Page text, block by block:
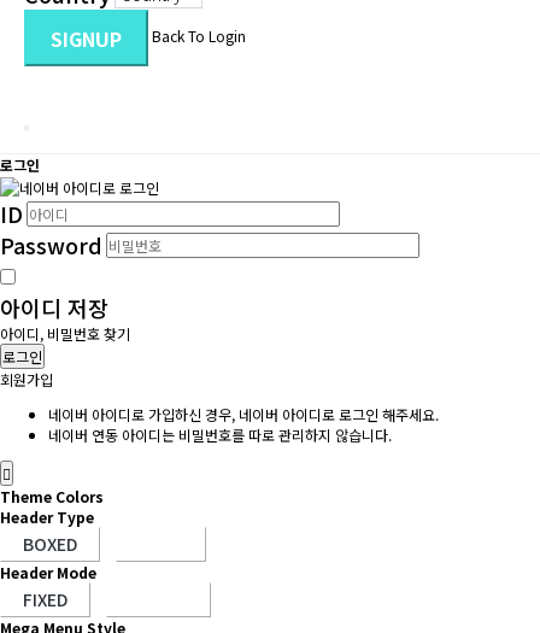
SIGNUP Back To Login
로그인
ID
Password
아이디 저장
아이디, 비밀번호 찾기
로그인
회원가입
네이버 아이디로 가입하신 경우, 네이버 아이디로 로그인 해주세요.
네이버 연동 아이디는 비밀번호를 따로 관리하지 않습니다.
Theme Colors
Header Type
Header Mode
Mega Menu Style